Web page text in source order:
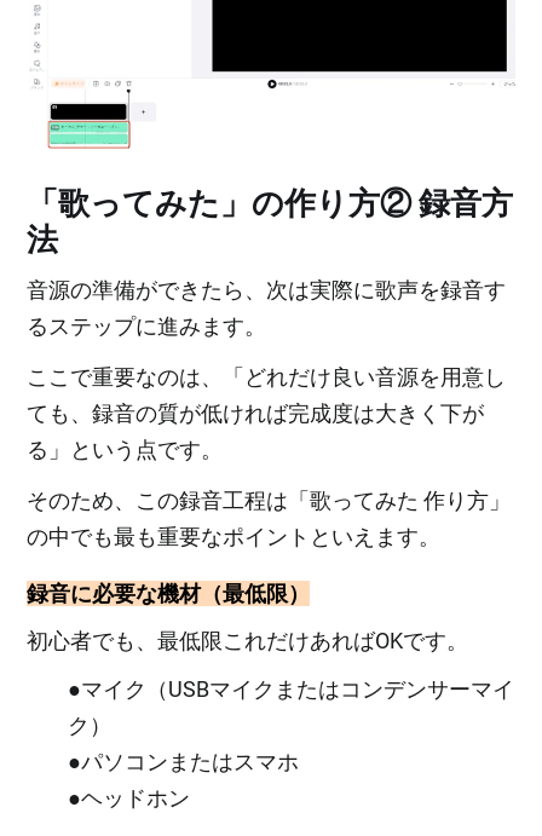
「歌ってみた」の作り方② 録音方
法
音源の準備ができたら、次は実際に歌声を録音す
るステップに進みます。
ここで重要なのは、「どれだけ良い音源を用意し
ても、録音の質が低ければ完成度は大きく下が
る」という点です。
そのため、この録音工程は「歌ってみた 作り方」
の中でも最も重要なポイントといえます。
録音に必要な機材（最低限）
初心者でも、最低限これだけあればOKです。
●マイク（USBマイクまたはコンデンサーマイ
ク）
●パソコンまたはスマホ
●ヘッドホン